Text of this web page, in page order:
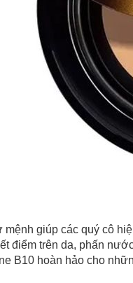
giúp các quý cô
điểm trên da, phấn
B10 hoàn hảo cho